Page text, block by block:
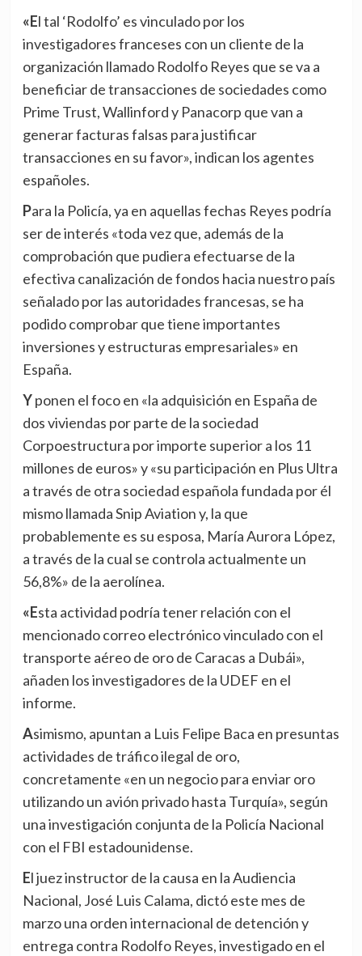
«El tal ‘Rodolfo’ es vinculado por los
investigadores franceses con un cliente de la
organización llamado Rodolfo Reyes que se va a
beneficiar de transacciones de sociedades como
Prime Trust, Wallinford y Panacorp que van a
generar facturas falsas para justificar
transacciones en su favor», indican los agentes
españoles.
Para la Policía, ya en aquellas fechas Reyes podría
ser de interés «toda vez que, además de la
comprobación que pudiera efectuarse de la
efectiva canalización de fondos hacia nuestro país
señalado por las autoridades francesas, se ha
podido comprobar que tiene importantes
inversiones y estructuras empresariales» en
España.
Y ponen el foco en «la adquisición en España de
dos viviendas por parte de la sociedad
Corpoestructura por importe superior a los 11
millones de euros» y «su participación en Plus Ultra
a través de otra sociedad española fundada por él
mismo llamada Snip Aviation y, la que
probablemente es su esposa, María Aurora López,
a través de la cual se controla actualmente un
56,8%» de la aerolínea.
«Esta actividad podría tener relación con el
mencionado correo electrónico vinculado con el
transporte aéreo de oro de Caracas a Dubái»,
añaden los investigadores de la UDEF en el
informe.
Asimismo, apuntan a Luis Felipe Baca en presuntas
actividades de tráfico ilegal de oro,
concretamente «en un negocio para enviar oro
utilizando un avión privado hasta Turquía», según
una investigación conjunta de la Policía Nacional
con el FBI estadounidense.
El juez instructor de la causa en la Audiencia
Nacional, José Luis Calama, dictó este mes de
marzo una orden internacional de detención y
entrega contra Rodolfo Reyes, investigado en el